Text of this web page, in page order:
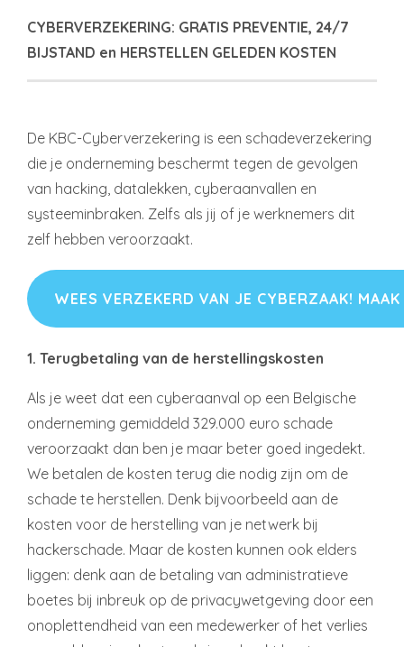
CYBERVERZEKERING: GRATIS PREVENTIE, 24/7
BIJSTAND en HERSTELLEN GELEDEN KOSTEN
De KBC-Cyberverzekering is een schadeverzekering
die je onderneming beschermt tegen de gevolgen
van hacking, datalekken, cyberaanvallen en
systeeminbraken. Zelfs als jij of je werknemers dit
zelf hebben veroorzaakt.
WEES VERZEKERD VAN JE CYBERZAAK!
1. Terugbetaling van de herstellingskosten
Als je weet dat een cyberaanval op een Belgische
onderneming gemiddeld 329.000 euro schade
veroorzaakt dan ben je maar beter goed ingedekt.
We betalen de kosten terug die nodig zijn om de
schade te herstellen. Denk bijvoorbeeld aan de
kosten voor de herstelling van je netwerk bij
hackerschade. Maar de kosten kunnen ook elders
liggen: denk aan de betaling van administratieve
boetes bij inbreuk op de privacywetgeving door een
onoplettendheid van een medewerker of het verlies